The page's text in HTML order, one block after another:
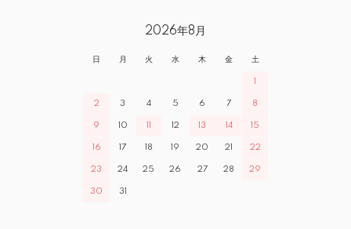
2026年8月
日 月 火 水 木 金 土
1
2 3 4 5 6 7 8
9 10 11 12 13 14 15
16 17 18 19 20 21 22
23 24 25 26 27 28 29
30 31